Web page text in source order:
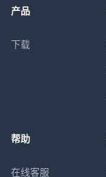
产品
下载
帮助
在线客服